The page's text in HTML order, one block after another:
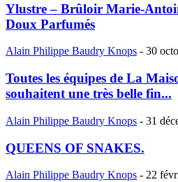
Ylustre – Brûloir Marie-
Doux Parfumés
Alain Philippe Baudry Knops - 30
Toutes les équipes de La
souhaitent une très belle fin...
Alain Philippe Baudry Knops - 31
QUEENS OF SNAKES.
Alain Philippe Baudry Knops - 22